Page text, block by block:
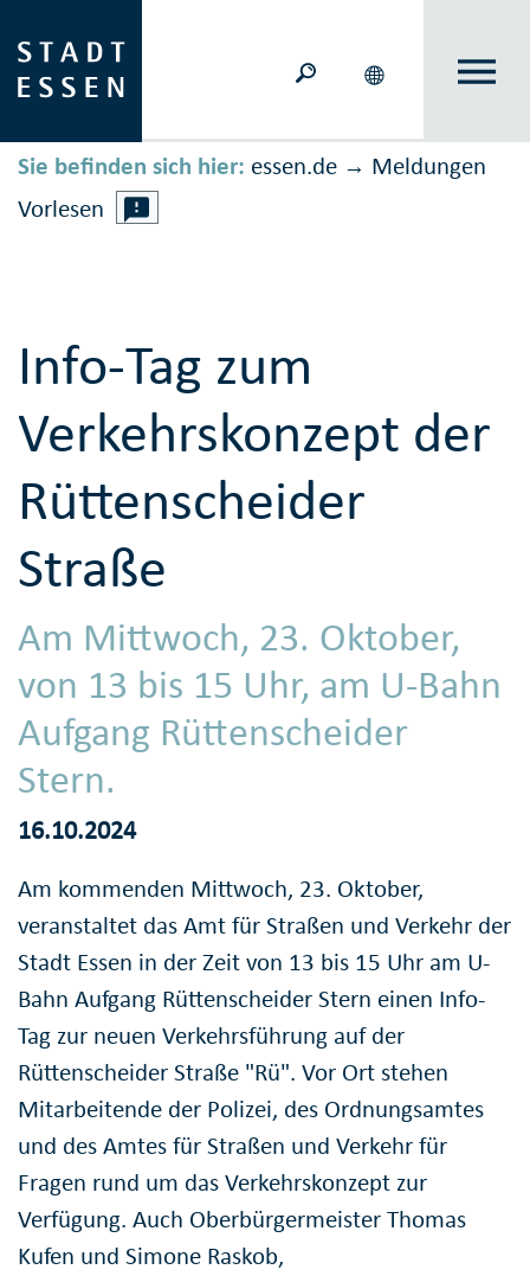
Sie befinden sich hier: essen.de → Meldungen
Vorlesen
Info-Tag zum
Verkehrskonzept der
Rüttenscheider
Straße
Am Mittwoch, 23. Oktober,
von 13 bis 15 Uhr, am U-Bahn
Aufgang Rüttenscheider
Stern.
16.10.2024
Am kommenden Mittwoch, 23. Oktober,
veranstaltet das Amt für Straßen und Verkehr der
Stadt Essen in der Zeit von 13 bis 15 Uhr am U-
Bahn Aufgang Rüttenscheider Stern einen Info-
Tag zur neuen Verkehrsführung auf der
Rüttenscheider Straße "Rü". Vor Ort stehen
Mitarbeitende der Polizei, des Ordnungsamtes
und des Amtes für Straßen und Verkehr für
Fragen rund um das Verkehrskonzept zur
Verfügung. Auch Oberbürgermeister Thomas
Kufen und Simone Raskob,